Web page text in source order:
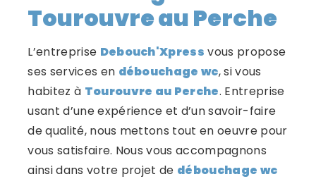
Tourouvre au Perche
L’entreprise Debouch'Xpress vous propose
ses services en débouchage wc, si vous
habitez à Tourouvre au Perche. Entreprise
usant d’une expérience et d’un savoir-faire
de qualité, nous mettons tout en oeuvre pour
vous satisfaire. Nous vous accompagnons
ainsi dans votre projet de débouchage wc